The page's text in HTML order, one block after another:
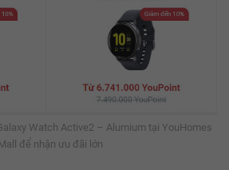
Watch Active2 – Alumium tại YouHomes
để nhận ưu đãi lớn